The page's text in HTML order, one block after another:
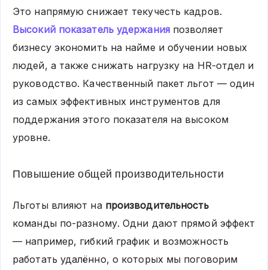
Это напрямую снижает текучесть кадров.
Высокий показатель удержанияпозволяет
бизнесу экономить на найме и обучении новых
людей, а также снижать нагрузку на HR-отдел и
руководство. Качественный пакет льгот — один
из самых эффективных инструментов для
поддержания этого показателя на высоком
уровне.
Повышение общей производительности
Льготы влияют на производительность
команды по-разному. Одни дают прямой эффект
— например, гибкий график и возможность
работать удалённо, о которых мы поговорим